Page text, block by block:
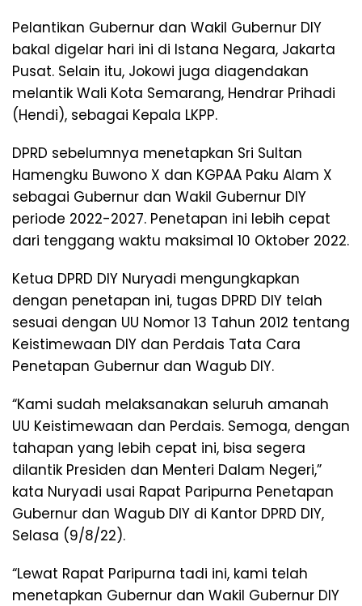
Pelantikan Gubernur dan Wakil Gubernur DIY
bakal digelar hari ini di Istana Negara, Jakarta
Pusat. Selain itu, Jokowi juga diagendakan
melantik Wali Kota Semarang, Hendrar Prihadi
(Hendi), sebagai Kepala LKPP.
DPRD sebelumnya menetapkan Sri Sultan
Hamengku Buwono X dan KGPAA Paku Alam X
sebagai Gubernur dan Wakil Gubernur DIY
periode 2022-2027. Penetapan ini lebih cepat
dari tenggang waktu maksimal 10 Oktober 2022.
Ketua DPRD DIY Nuryadi mengungkapkan
dengan penetapan ini, tugas DPRD DIY telah
sesuai dengan UU Nomor 13 Tahun 2012 tentang
Keistimewaan DIY dan Perdais Tata Cara
Penetapan Gubernur dan Wagub DIY.
“Kami sudah melaksanakan seluruh amanah
UU Keistimewaan dan Perdais. Semoga, dengan
tahapan yang lebih cepat ini, bisa segera
dilantik Presiden dan Menteri Dalam Negeri,”
kata Nuryadi usai Rapat Paripurna Penetapan
Gubernur dan Wagub DIY di Kantor DPRD DIY,
Selasa (9/8/22).
“Lewat Rapat Paripurna tadi ini, kami telah
menetapkan Gubernur dan Wakil Gubernur DIY